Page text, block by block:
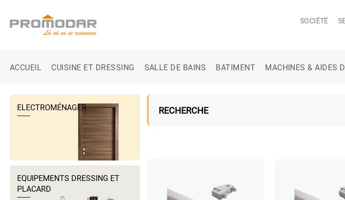
SOCIÉTÉ
ACCUEIL CUISINE ET DRESSING SALLE DE BAINS BATIMENT MACHINES & AIDES
ELECTROMÉNAGER
EQUIPEMENTS DRESSING ET
PLACARD
RECHERCHE